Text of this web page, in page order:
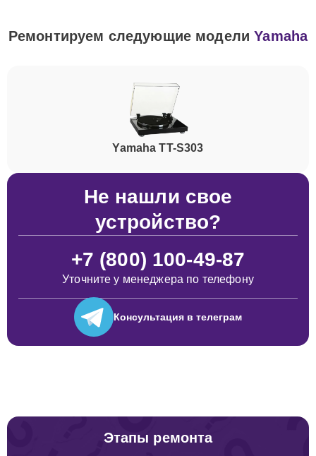
Ремонтируем следующие моделиYamaha
Yamaha TT-S303
Не нашли свое
устройство?
+7 (800) 100-49-87
Уточните у менеджера по телефону
Консультация в телеграм
Этапы ремонта